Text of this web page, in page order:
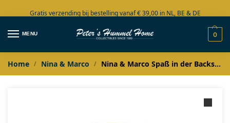
Gratis verzending bij bestelling vanaf € 39,00 in NL, BE & DE
Grote collectie in voorraad
MENU 0
Home / Nina & Marco / Nina & Marco Spaß in der Backstube 2024 Limited Edition